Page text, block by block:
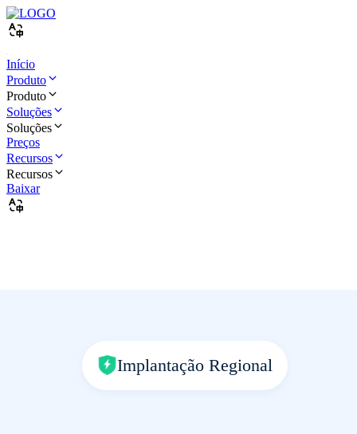
Início
Produto
Produto
Soluções
Soluções
Preços
Recursos
Recursos
Baixar
Implantação Regional